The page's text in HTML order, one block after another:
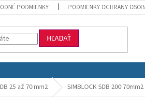
PODMIENKY PODMIENKY OCHRANY
HĽADAŤ
25 až 70 mm2 SIMBLOCK SDB 200 70mm2